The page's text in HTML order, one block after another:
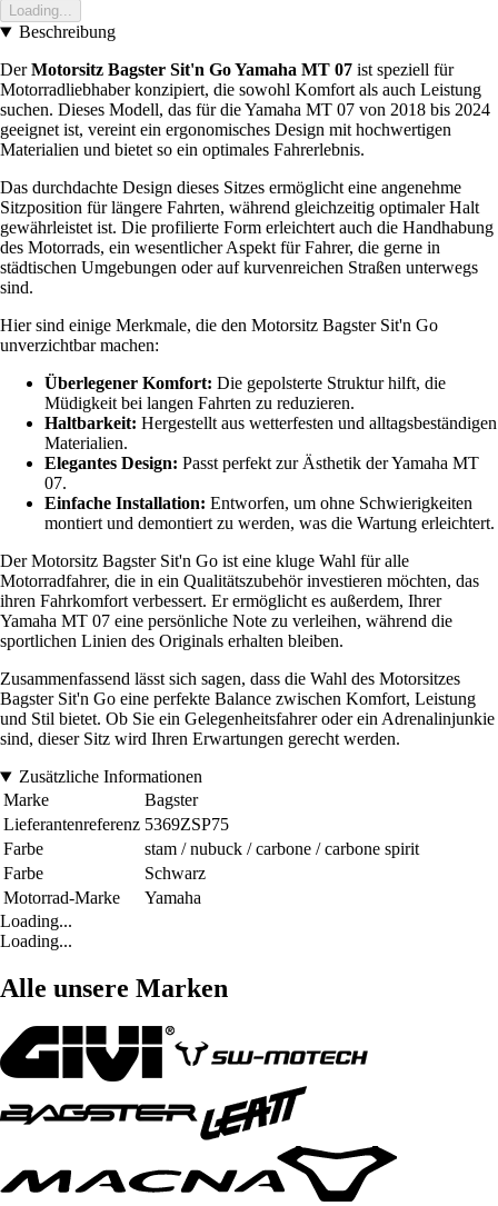
Loading...
Beschreibung
DerMotorsitz Bagster Sit'n Go Yamaha MT 07 ist speziell für
Motorradliebhaber konzipiert, die sowohl Komfort als auch Leistung
suchen. Dieses Modell, das für die Yamaha MT 07 von 2018 bis 2024
geeignet ist, vereint ein ergonomisches Design mit hochwertigen
Materialien und bietet so ein optimales Fahrerlebnis.
Das durchdachte Design dieses Sitzes ermöglicht eine angenehme
Sitzposition für längere Fahrten, während gleichzeitig optimaler Halt
gewährleistet ist. Die profilierte Form erleichtert auch die Handhabung
des Motorrads, ein wesentlicher Aspekt für Fahrer, die gerne in
städtischen Umgebungen oder auf kurvenreichen Straßen unterwegs
sind.
Hier sind einige Merkmale, die den Motorsitz Bagster Sit'n Go
unverzichtbar machen:
Überlegener Komfort: Die gepolsterte Struktur hilft, die
Müdigkeit bei langen Fahrten zu reduzieren.
Haltbarkeit: Hergestellt aus wetterfesten und alltagsbeständigen
Materialien.
Elegantes Design: Passt perfekt zur Ästhetik der Yamaha MT
07.
Einfache Installation: Entworfen, um ohne Schwierigkeiten
montiert und demontiert zu werden, was die Wartung erleichtert.
Der Motorsitz Bagster Sit'n Go ist eine kluge Wahl für alle
Motorradfahrer, die in ein Qualitätszubehör investieren möchten, das
ihren Fahrkomfort verbessert. Er ermöglicht es außerdem, Ihrer
Yamaha MT 07 eine persönliche Note zu verleihen, während die
sportlichen Linien des Originals erhalten bleiben.
Zusammenfassend lässt sich sagen, dass die Wahl des Motorsitzes
Bagster Sit'n Go eine perfekte Balance zwischen Komfort, Leistung
und Stil bietet. Ob Sie ein Gelegenheitsfahrer oder ein Adrenalinjunkie
sind, dieser Sitz wird Ihren Erwartungen gerecht werden.
Zusätzliche Informationen
Marke
Bagster
Lieferantenreferenz 5369ZSP75
Farbe
stam / nubuck / carbone / carbone spirit
Farbe
Schwarz
Motorrad-Marke
Yamaha
Loading...
Loading...
Alle unsere Marken